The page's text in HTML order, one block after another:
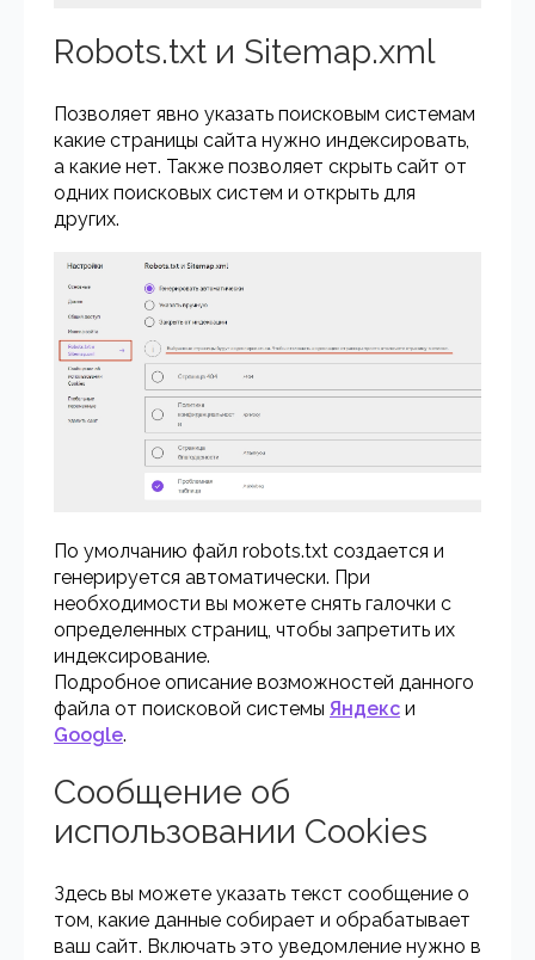
Robots.txt и Sitemap.xml
Позволяет явно указать поисковым системам
какие страницы сайта нужно индексировать,
а какие нет. Также позволяет скрыть сайт от
одних поисковых систем и открыть для
других.
По умолчанию файл robots.txt создается и
генерируется автоматически. При
необходимости вы можете снять галочки с
определенных страниц, чтобы запретить их
индексирование.
Подробное описание возможностей данного
файла от поисковой системы Яндекс и
Google.
Сообщение об
использовании Cookies
Здесь вы можете указать текст сообщение о
том, какие данные собирает и обрабатывает
ваш сайт. Включать это уведомление нужно в